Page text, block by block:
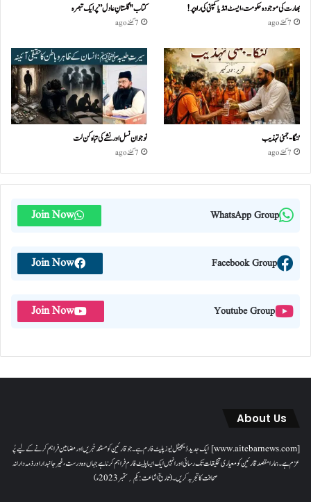
بھارت کی موجودہ حکومت،ایسٹ انڈیا کمپنی کی راہ پر!
7 گھنٹے ago
کتاب "گلستانِ عادل” پر ایک تبصرہ
7 گھنٹے ago
گنگا-جمنی تہذیب
7 گھنٹے ago
نوجوان نسل اور نشے کی تباہ کن لت
7 گھنٹے ago
WhatsApp Group
Join Now
Facebook Group
Join Now
Youtube Group
Join Now
About Us
[www.aitebarnews.com] ایک جدید ڈیجیٹل نیوز پلیٹ فارم ہے۔ جو قارئین کو مستند خبریں اور مضامین فراہم کرنے کے لیے پُر
عزم ہے۔ ہمارا مقصدقارئین کو معیاری تخلیقات تک رسائی اور انہیں ایک ایسا پلیٹ فارم فراہم کرنا ہے جہاں وہ درست، غیر جانبدار اور ذمہ دارانہ
صحافت کا تجربہ کریں۔( تاریخ اشاعت : یکم؍ ستمبر 2023ء)